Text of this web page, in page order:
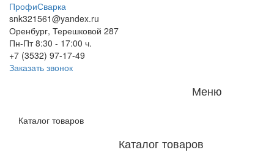
ПрофиСварка
snk321561@yandex.ru
Оренбург, Терешковой 287
Пн-Пт 8:30 - 17:00 ч.
+7 (3532) 97-17-49
Заказать звонок
Меню
Каталог товаров
Каталог товаров